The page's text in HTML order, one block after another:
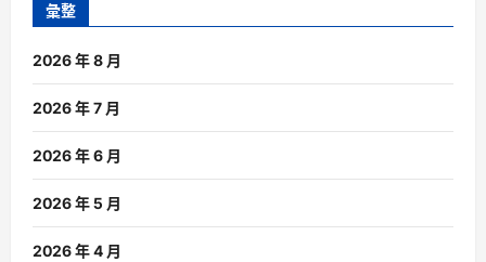
彙整
2026 年 8 月
2026 年 7 月
2026 年 6 月
2026 年 5 月
2026 年 4 月